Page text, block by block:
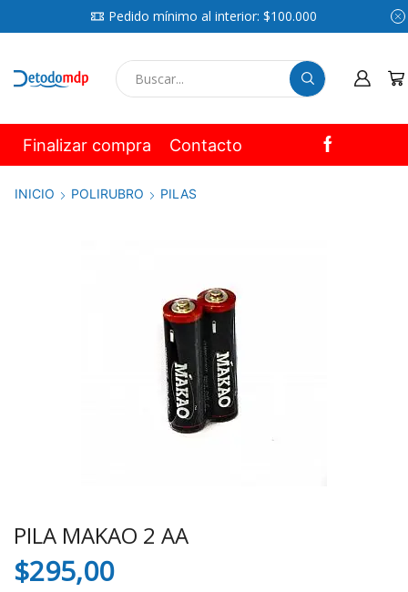
Pedido mínimo al interior: $100.000
Finalizar compra Contacto
INICIO POLIRUBRO PILAS
PILA MAKAO 2 AA
$295,00